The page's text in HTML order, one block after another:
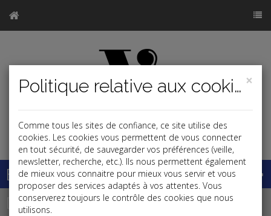
Base documentaire
Dépêches
×
Politique relative aux cookies
Comme tous les sites de confiance, ce site utilise des
cookies. Les cookies vous permettent de vous connecter
en tout sécurité, de sauvegarder vos préférences (veille,
newsletter, recherche, etc.). Ils nous permettent également
de mieux vous connaitre pour mieux vous servir et vous
proposer des services adaptés à vos attentes. Vous
conserverez toujours le contrôle des cookies que nous
utilisons.